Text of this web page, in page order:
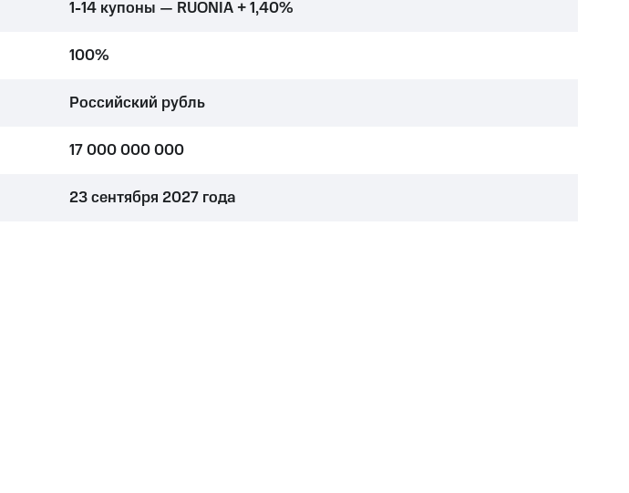
1-14 купоны — RUONIA + 1,40%
100%
Российский рубль
17 000 000 000
23 сентября 2027 года